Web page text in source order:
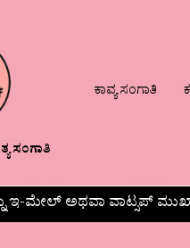
ಸಂಗಾತಿ
ಕಾವ್ಯ ಸಂಗಾತಿ
ಇ-ಮೇಲ್ ಅಥವಾ ವಾಟ್ಸಪ್